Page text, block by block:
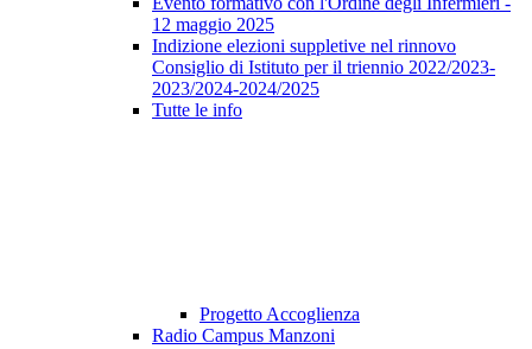
12 maggio 2025
Indizione elezioni suppletive nel rinnovo
Consiglio di Istituto per il triennio 2022/2023-
2023/2024-2024/2025
Tutte le info
Progetto Accoglienza
Radio Campus Manzoni